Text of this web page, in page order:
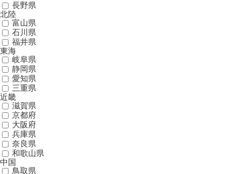
長野県
北陸
富山県
石川県
福井県
東海
岐阜県
静岡県
愛知県
三重県
近畿
滋賀県
京都府
大阪府
兵庫県
奈良県
和歌山県
中国
鳥取県